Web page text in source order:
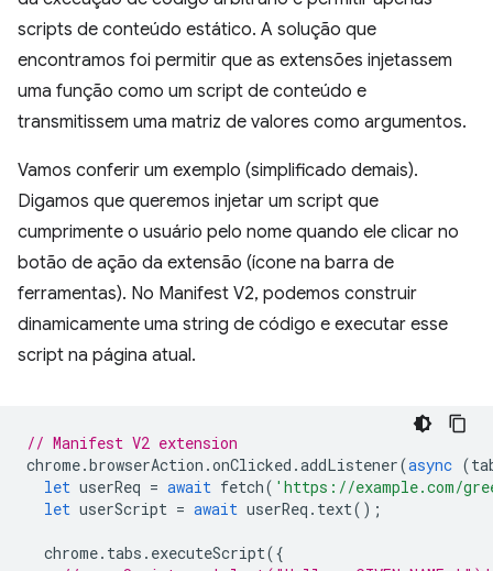
scripts de conteúdo estático. A solução que
encontramos foi permitir que as extensões injetassem
uma função como um script de conteúdo e
transmitissem uma matriz de valores como argumentos.
Vamos conferir um exemplo (simplificado demais).
Digamos que queremos injetar um script que
cumprimente o usuário pelo nome quando ele clicar no
botão de ação da extensão (ícone na barra de
ferramentas). No Manifest V2, podemos construir
dinamicamente uma string de código e executar esse
script na página atual.
// Manifest V2 extension
chrome.browserAction .onClicked .addListener(async (
let userReq = await fetch( 'https://example.com/
let userScript = await userReq . text();
chrome. tabs . executeScript({